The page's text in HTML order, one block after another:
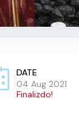
DATE
04 Aug 2021
Finalizdo!